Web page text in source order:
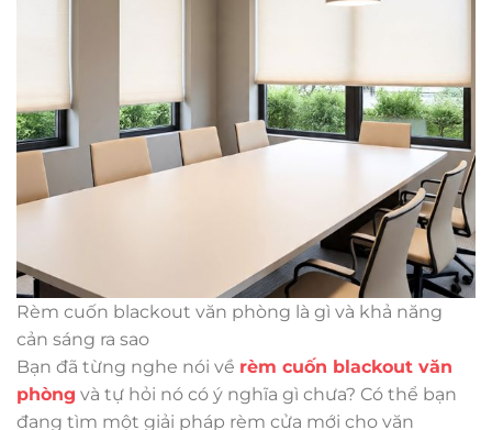
Rèm cuốn blackout văn phòng là gì và khả năng
cản sáng ra sao
Bạn đã từng nghe nói về rèm cuốn blackout văn
phòng và tự hỏi nó có ý nghĩa gì chưa? Có thể bạn
đang tìm một giải pháp rèm cửa mới cho văn